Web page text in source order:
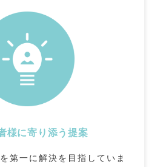
様に寄り添う提案
第一に解決を目指していま